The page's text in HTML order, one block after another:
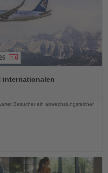
internationalen
Besucher ein abwechslungsreicher